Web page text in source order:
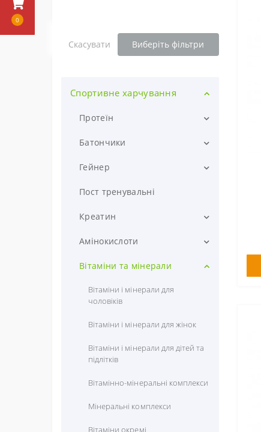
0
Скасувати Виберіть фільтри
Спортивне харчування
Протеїн
Сироватковий протеїн
Багатокомпонентний протеїн
Казеїн протеїн
Яловичий протеїн
Батончики
Протеїнові батончики
Вуглеводні батончики
Гейнер
Високобілковий гейнер
Високовуглеводний гейнер
Вуглеводи (карбо)
Пост тренувальні
Креатин
Креатин моногідрат
Креатин гідрохлорид
Креатин комплексний
Креатин із транспортною
Амінокислоти
BCAA
Амінокислотний комплекс
Цитрулін
Бета аланін
Таурін
HMB
Вітаміни та мінерали
Вітаміни і мінерали для
чоловіків
Вітаміни і мінерали для жінок
Вітаміни і мінерали для дітей та
підлітків
Вітамінно-мінеральні комплекси
Мінеральні комплекси
Вітаміни окремі